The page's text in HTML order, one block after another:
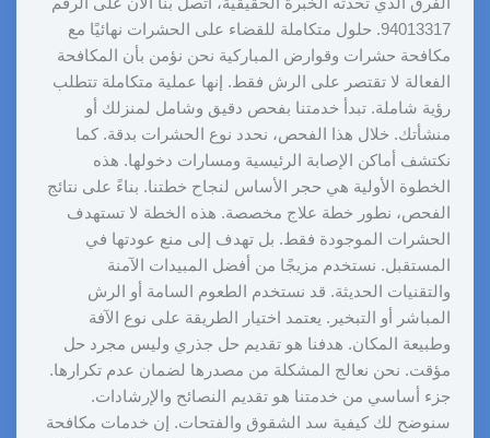
94013317. حلول متكاملة للقضاء على الحشرات نهائيًا مع
مكافحة حشرات وقوارض المباركية نحن نؤمن بأن المكافحة
الفعالة لا تقتصر على الرش فقط. إنها عملية متكاملة تتطلب
رؤية شاملة. تبدأ خدمتنا بفحص دقيق وشامل لمنزلك أو
منشأتك. خلال هذا الفحص، نحدد نوع الحشرات بدقة. كما
نكتشف أماكن الإصابة الرئيسية ومسارات دخولها. هذه
الخطوة الأولية هي حجر الأساس لنجاح خطتنا. بناءً على نتائج
الفحص، نطور خطة علاج مخصصة. هذه الخطة لا تستهدف
الحشرات الموجودة فقط. بل تهدف إلى منع عودتها في
المستقبل. نستخدم مزيجًا من أفضل المبيدات الآمنة
والتقنيات الحديثة. قد نستخدم الطعوم السامة أو الرش
المباشر أو التبخير. يعتمد اختيار الطريقة على نوع الآفة
وطبيعة المكان. هدفنا هو تقديم حل جذري وليس مجرد حل
مؤقت. نحن نعالج المشكلة من مصدرها لضمان عدم تكرارها.
جزء أساسي من خدمتنا هو تقديم النصائح والإرشادات.
سنوضح لك كيفية سد الشقوق والفتحات. إن خدمات مكافحة